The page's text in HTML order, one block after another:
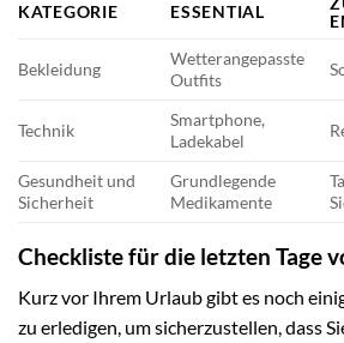
KATEGORIE ESSENTIAL
Bekleidung
Wetterangepasste
Outfits
Technik
Smartphone,
Ladekabel
Gesundheit und
Sicherheit
Grundlegende
Medikamente
Checkliste für die letzten Tage
Kurz vor Ihrem Urlaub gibt es noch
zu erledigen, um sicherzustellen, dass